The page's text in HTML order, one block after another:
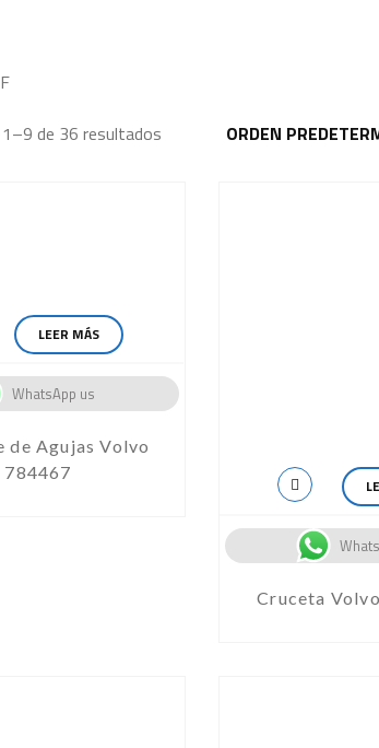
de 36 resultados
LEER MÁS
WhatsApp us
de Agujas Volvo
784467
Cruceta